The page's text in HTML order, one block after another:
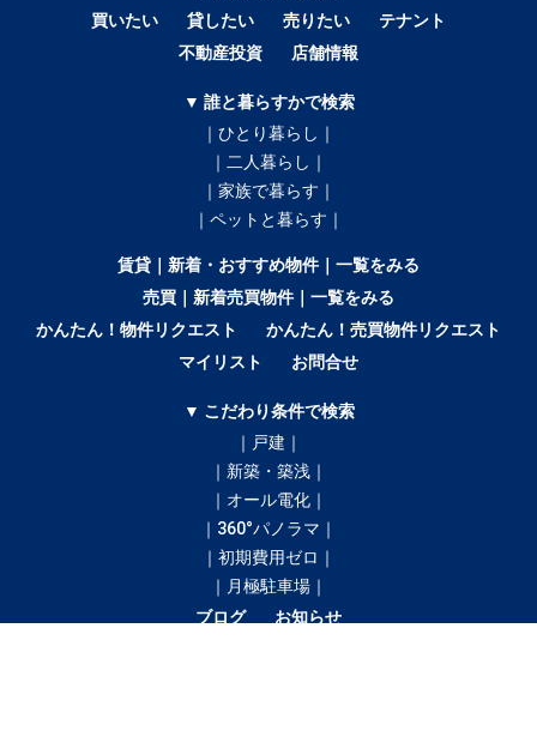
買いたい
貸したい 売りたい
テナント
不動産投資
店舗情報
▼ 誰と暮らすかで検索
｜ひとり暮らし｜
｜二人暮らし｜
｜家族で暮らす｜
｜ペットと暮らす｜
賃貸｜新着・おすすめ物件｜一覧をみる
売買｜新着売買物件｜一覧をみる
かんたん！物件リクエスト
かんたん！売買物件リクエスト
マイリスト
お問合せ
▼ こだわり条件で検索
｜戸建｜
｜新築・築浅｜
｜オール電化｜
｜360°パノラマ｜
｜初期費用ゼロ｜
｜月極駐車場｜
ブログ
お知らせ